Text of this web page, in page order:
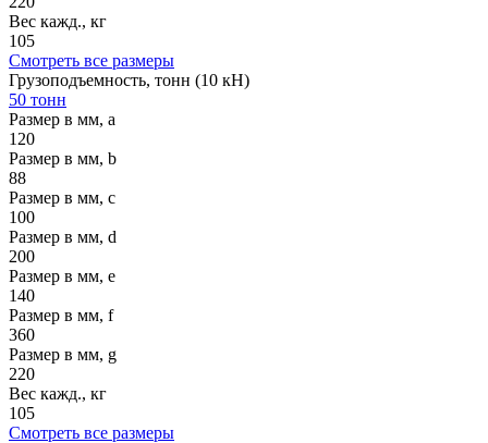
Вес кажд., кг
105
Смотреть все размеры
Грузоподъемность, тонн (10 кН)
50 тонн
Размер в мм, a
120
Размер в мм, b
88
Размер в мм, c
100
Размер в мм, d
200
Размер в мм, e
140
Размер в мм, f
360
Размер в мм, g
220
Вес кажд., кг
105
Смотреть все размеры